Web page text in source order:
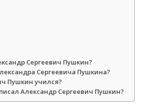
Сергеевич Пушкин?
Сергеевича Пушкина?
Пушкин учился?
Александр Сергеевич Пушкин?